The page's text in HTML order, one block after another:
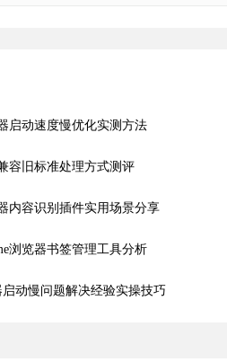
启动速度慢优化实测方法
容旧标准处理方式测评
内容识别插件实用场景分享
浏览器书签管理工具分析
启动慢问题解决经验实操技巧